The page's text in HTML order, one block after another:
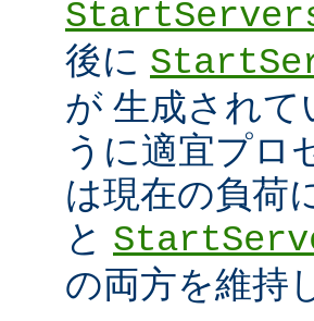
後に
が 生成され
うに適宜プロ
は現在の負荷
と
の両方を維持